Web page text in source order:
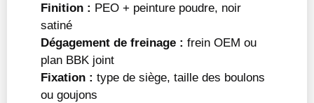
Finition : PEO + peinture poudre, noir
satiné
Dégagement de freinage : frein OEM ou
plan BBK joint
Fixation : type de siège, taille des boulons
ou goujons